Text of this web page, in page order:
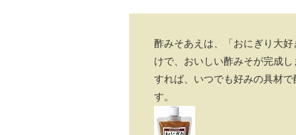
酢みそあえは、「おにぎり大
けで、おいしい酢みそが完成
すれば、いつでも好みの具材で
す。